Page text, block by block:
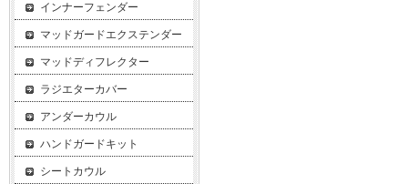
インナーフェンダー
マッドガードエクステンダー
マッドディフレクター
ラジエターカバー
アンダーカウル
ハンドガードキット
シートカウル